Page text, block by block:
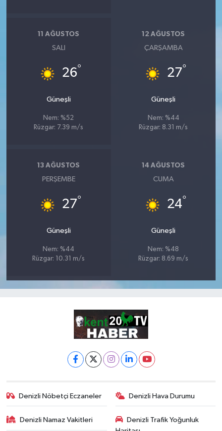
11 AĞUSTOS
SALI
26°
Güneşli
Nem: %52
Rüzgar: 7.39 m/s
12 AĞUSTOS
ÇARŞAMBA
27°
Güneşli
Nem: %44
Rüzgar: 8.31 m/s
13 AĞUSTOS
PERŞEMBE
27°
Güneşli
Nem: %44
Rüzgar: 10.31 m/s
14 AĞUSTOS
CUMA
24°
Güneşli
Nem: %48
Rüzgar: 8.69 m/s
Denizli Nöbetçi Eczaneler Denizli Hava Durumu
Denizli Namaz Vakitleri
Denizli Trafik Yoğunluk